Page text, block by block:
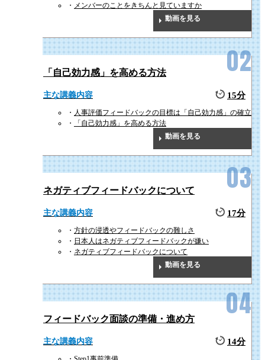
メンバーのことをきちんと見ていますか
動画を見る
「自己効力感」を高める方法
主な講義内容 15分
人事評価フィードバックの目標は「自己効力感」の確立
「自己効力感」を高める方法
動画を見る
ネガティブフィードバックについて
主な講義内容 17分
方針の浸透やフィードバックの難しさ
日本人はネガティブフィードバックが嫌い
ネガティブフィードバックについて
動画を見る
フィードバック面談の準備・進め方
主な講義内容 14分